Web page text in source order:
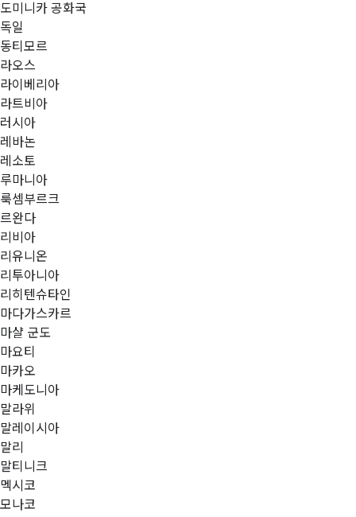
도미니카 공화국
독일
동티모르
라오스
라이베리아
라트비아
러시아
레바논
레소토
루마니아
룩셈부르크
르완다
리비아
리유니온
리투아니아
리히텐슈타인
마다가스카르
마샬 군도
마요티
마카오
마케도니아
말라위
말레이시아
말리
말티니크
멕시코
모나코